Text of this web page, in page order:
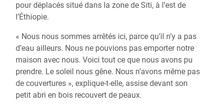
pour déplacés situé dans la zone de Siti, à l’est de
l’Éthiopie.
« Nous nous sommes arrêtés ici, parce qu’il n’y a pas
d’eau ailleurs. Nous ne pouvions pas emporter notre
maison avec nous. Voici tout ce que nous avons pu
prendre. Le soleil nous gêne. Nous n’avons même pas
de couvertures », explique-t-elle, assise devant son
petit abri en bois recouvert de peaux.